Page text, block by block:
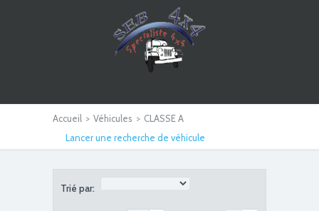
Accueil > Véhicules > CLASSE A
Lancer une recherche de véhicule
Trié par: